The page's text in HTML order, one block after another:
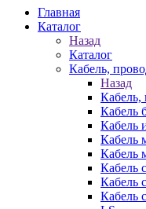
Главная
Каталог
Назад
Каталог
Кабель,
Назад
Кабель,
Кабель
Кабель
Кабель
Кабель